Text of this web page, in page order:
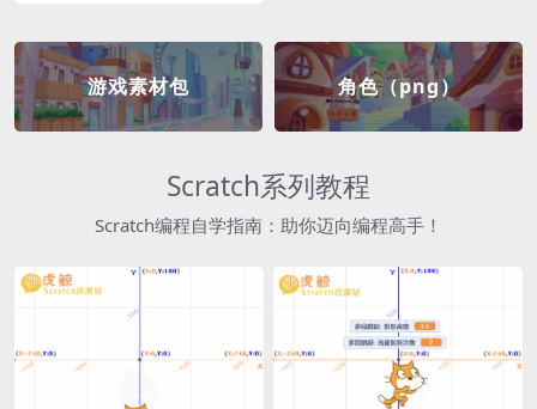
游戏素材包 角色（png）
Scratch系列教程
Scratch编程自学指南：助你迈向编程高手！